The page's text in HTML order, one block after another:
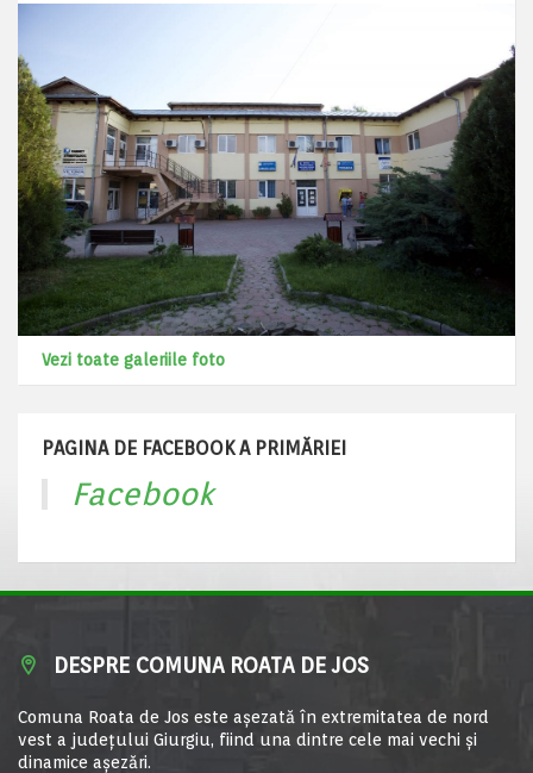
Vezi toate galeriile foto
PAGINA DE FACEBOOK A PRIMĂRIEI
Facebook
DESPRE COMUNA ROATA DE JOS
Comuna Roata de Jos este aşezată în extremitatea de nord
vest a judeţului Giurgiu, fiind una dintre cele mai vechi şi
dinamice aşezări.